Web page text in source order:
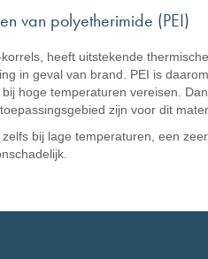
van polyetherimide (PEI)
heeft uitstekende
in geval van brand. PEI is
hoge temperaturen vereisen.
zijn voor dit
bij lage temperaturen, een